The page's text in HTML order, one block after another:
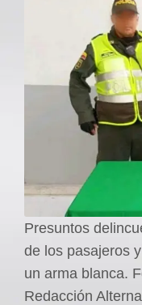
Instagram
Registro ISSN: 2711-
Presuntos
de los pasajeros
un arma blanca.
Redacción